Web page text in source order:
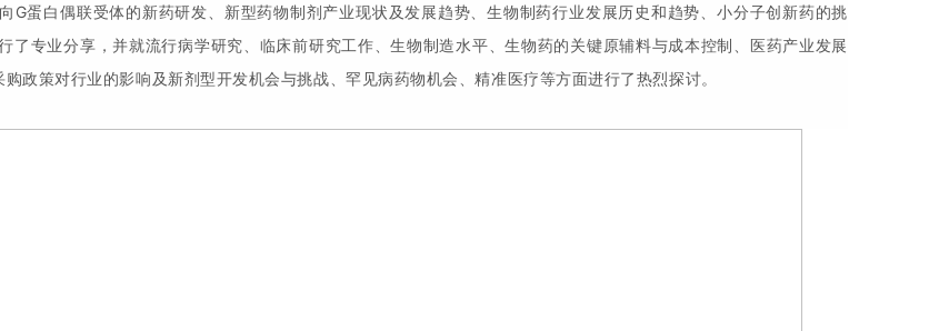
G蛋白偶联受体的新药研发、新型药物制剂产业现状及发展趋势、生物制药行业发展历史和趋势、小分子创新药的挑
了专业分享，并就流行病学研究、临床前研究工作、生物制造水平、生物药的关键原辅料与成本控制、医药产业发展
购政策对行业的影响及新剂型开发机会与挑战、罕见病药物机会、精准医疗等方面进行了热烈探讨。